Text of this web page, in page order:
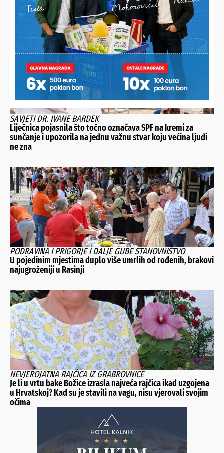
NAJNOVIJE VIJESTI
SAVJETI DR. IVANE BARDEK
Liječnica pojasnila što točno označava SPF na kremi za
sunčanje i upozorila na jednu važnu stvar koju većina ljudi
ne zna
PODRAVINA I PRIGORJE I DALJE GUBE STANOVNIŠTVO
U pojedinim mjestima duplo više umrlih od rođenih, brakovi
najugroženiji u Rasinji
NEVJEROJATNA RAJČICA IZ GRABROVNICE
Je li u vrtu bake Božice izrasla najveća rajčica ikad uzgojena
u Hrvatskoj? Kad su je stavili na vagu, nisu vjerovali svojim
očima